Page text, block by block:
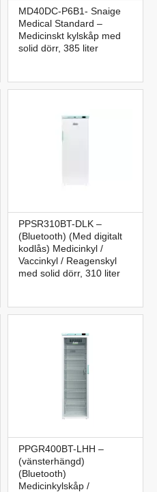
MD40DC-P6B1- Snaige
Medical Standard –
Medicinskt kylskåp med
solid dörr, 385 liter
PPSR310BT-DLK –
(Bluetooth) (Med digitalt
kodlås) Medicinkyl /
Vaccinkyl / Reagenskyl
med solid dörr, 310 liter
PPGR400BT-LHH –
(vänsterhängd)
(Bluetooth)
Medicinkylskåp /